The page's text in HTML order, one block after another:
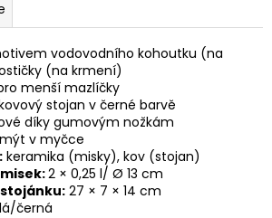
vodovodního kohoutku (na
(na krmení)
menší mazlíčky
stojan v černé barvě
díky gumovým nožkám
v myčce
keramika (misky), kov (stojan)
2 × 0,25 l/ Ø 13 cm
27 × 7 × 14 cm
černá